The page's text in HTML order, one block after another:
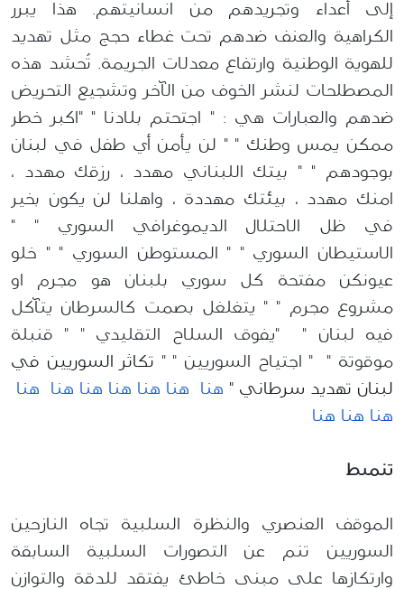
إلى أعداء وتجريدهم من انسانيتهم. هذا
يبرر
الكراهية والعنف ضدهم تحت غطاء حجج مثل تهديد
للهوية الوطنية وارتفاع معدلات الجريمة. تُحشد هذه
المصطلحات لنشر الخوف من الآخر وتشجيع التحريض
ضدهم والعبارات هي :" اجتحتم بلادنا " "اكبر خطر
ممكن يمس وطنك " " لن يأمن أي طفل في لبنان
بوجودهم " " بيتك اللبناني مهدد ، رزقك مهدد ،
امنك مهدد ، بيئتك مهددة ، واهلنا لن يكون بخير
في ظل الاحتلال الديموغرافي السوري " "
الاستيطان السوري " " المستوطن السوري " " خلو
عيونكن مفتحة كل سوري بلبنان هو مجرم او
مشروع مجرم " " يتغلغل بصمت كالسرطان يتآكل
فيه لبنان " "يفوق السلاح التقليدي " " قنبلة
موقوتة "
" اجتياح السوريين " " تكاثر السوريين في
لبنان تهديد سرطاني " هنا هنا هنا هنا هنا هنا
هنا
هنا هنا هنا
تنميط
الموقف العنصري والنظرة السلبية تجاه النازحين
السوريين تنم عن التصورات السلبية السابقة
وارتكازها على مبنى خاطئ يفتقد للدقة والتوازن